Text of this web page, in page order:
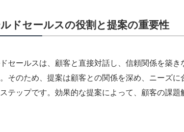
ドセールスの役割と提案の重要性
セールスは、顧客と直接対話し、信頼関係を築
そのため、提案は顧客との関係を深め、ニーズ
テップです。効果的な提案によって、顧客の課